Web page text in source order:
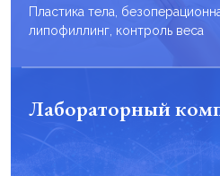
Пластика тела,
липофиллинг, контроль веса
Лабораторный